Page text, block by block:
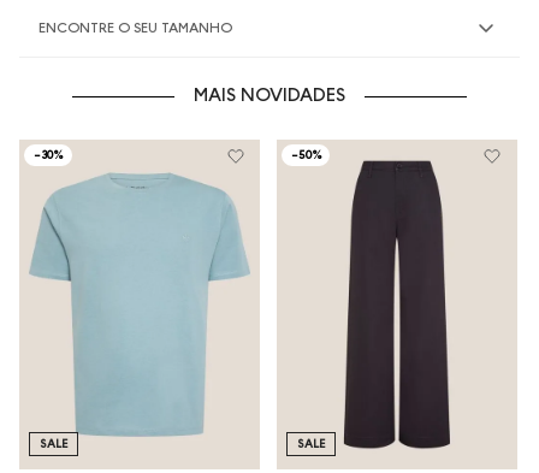
ENCONTRE O SEU TAMANHO
MAIS NOVIDADES
-30%
SALE
-50%
SALE